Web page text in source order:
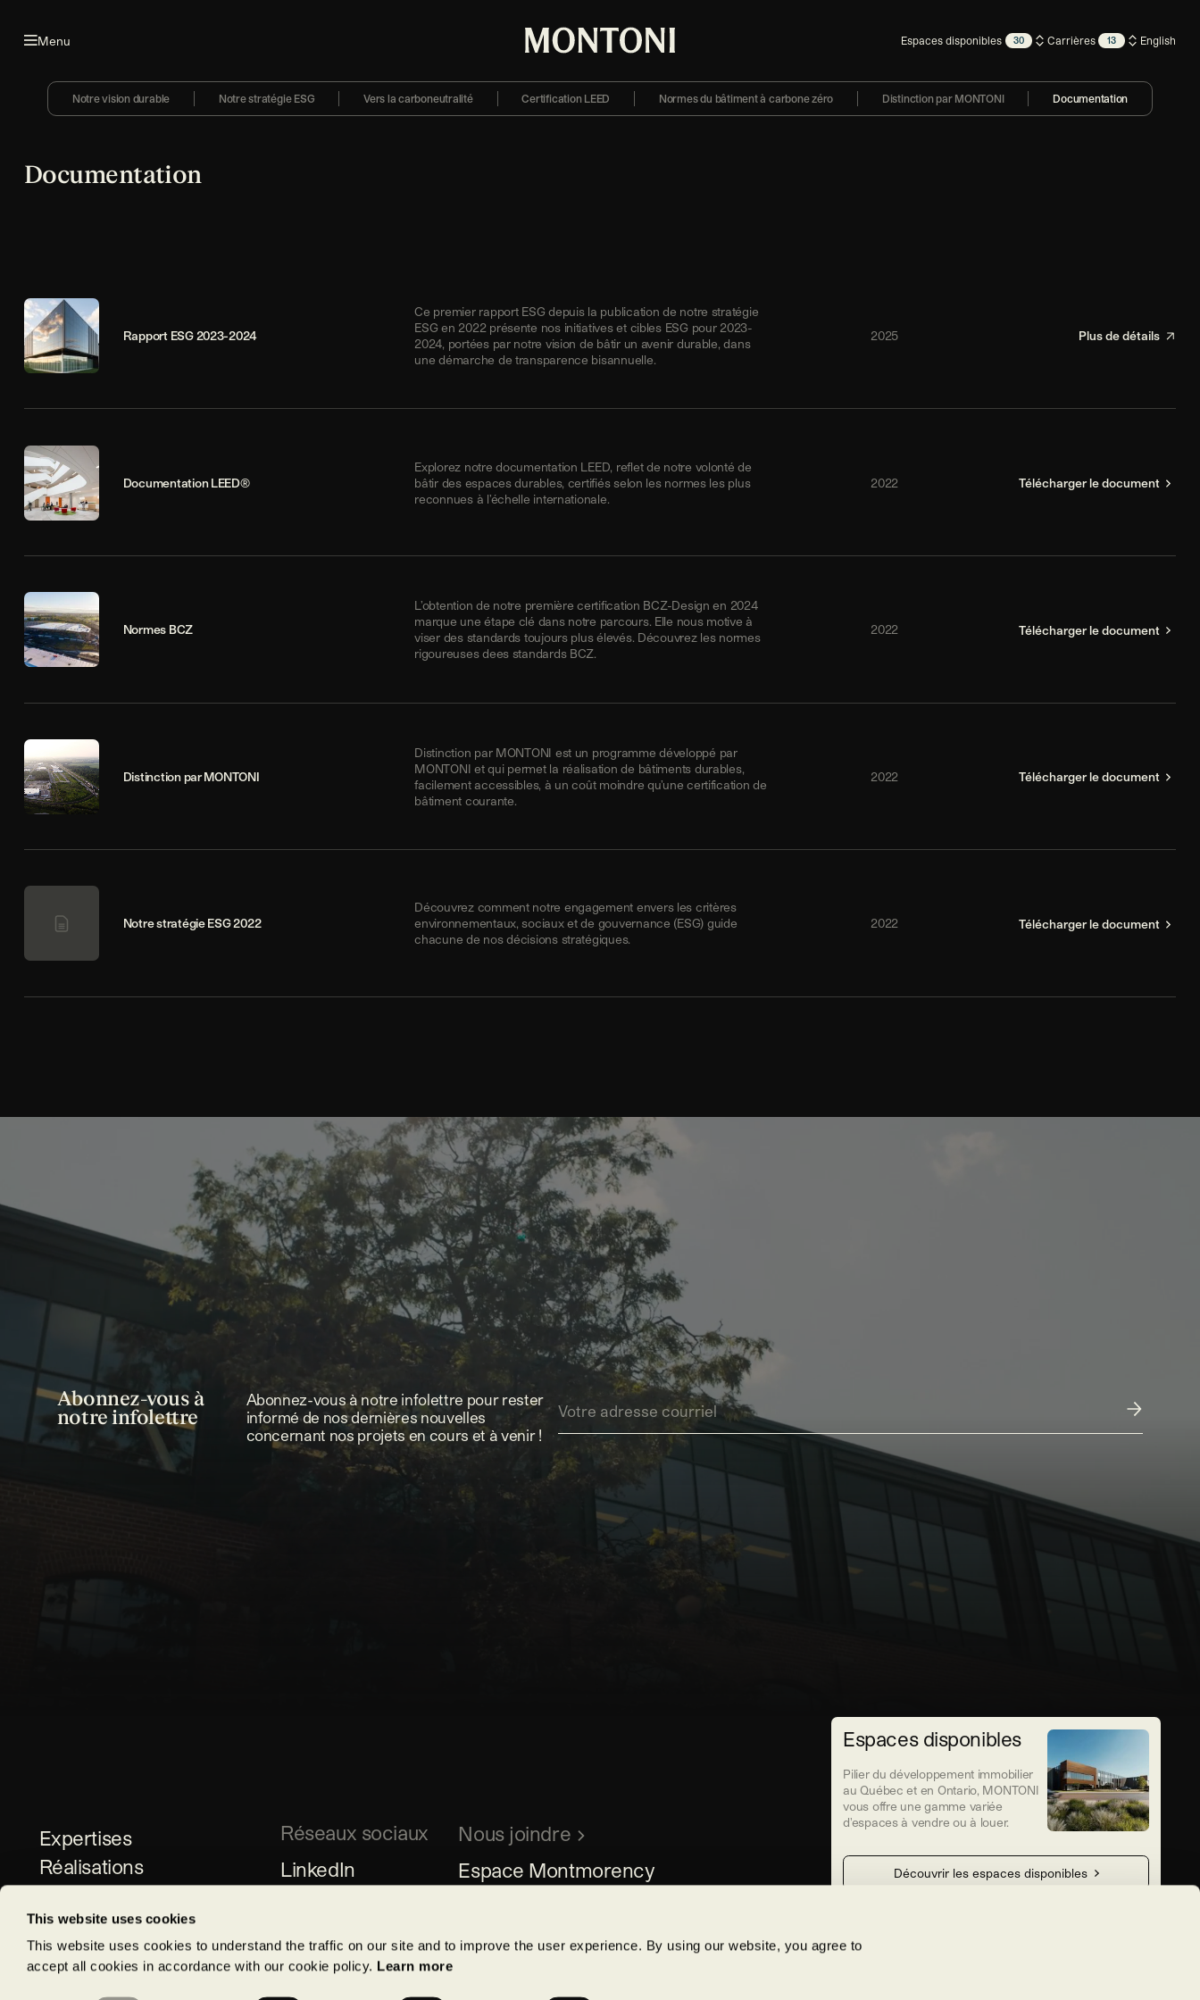
This website uses cookies
This website uses cookies to understand the traffic on our site and to improve the user experience. By using our website, you agree to
accept all cookies in accordance with our cookie policy. Learn more
Menu Espaces disponibles 30 Carrières 13 English
Notre vision durable Notre stratégie ESG Vers la carboneutralité Certification LEED Normes du bâtiment à carbone zéro Distinction par MONTONI Documentation
Documentation
Rapport ESG 2023-2024
Ce premier rapport ESG depuis la publication de notre stratégie
ESG en 2022 présente nos initiatives et cibles ESG pour 2023-
2024, portées par notre vision de bâtir un avenir durable, dans
une démarche de transparence bisannuelle.
2025 Plus de détails
Documentation LEED®
Explorez notre documentation LEED, reflet de notre volonté de
bâtir des espaces durables, certifiés selon les normes les plus
reconnues à l’échelle internationale.
2022 Télécharger le document
Normes BCZ
L’obtention de notre première certification BCZ-Design en 2024
marque une étape clé dans notre parcours. Elle nous motive à
viser des standards toujours plus élevés. Découvrez les normes
rigoureuses dees standards BCZ.
2022 Télécharger le document
Distinction par MONTONI
Distinction par MONTONI est un programme développé par
MONTONI et qui permet la réalisation de bâtiments durables,
facilement accessibles, à un coût moindre qu’une certification de
bâtiment courante.
2022 Télécharger le document
Notre stratégie ESG 2022
Découvrez comment notre engagement envers les critères
environnementaux, sociaux et de gouvernance (ESG) guide
chacune de nos décisions stratégiques.
2022 Télécharger le document
Abonnez-vous à
notre infolettre
Abonnez-vous à notre infolettre pour rester
informé de nos dernières nouvelles
concernant nos projets en cours et à venir !
Soumettre
Expertises
Réalisations
Compagnie
Actualités
Réseaux sociaux
LinkedIn
Nous joindre
Espace Montmorency
Espaces disponibles
Pilier du développement immobilier
au Québec et en Ontario, MONTONI
vous offre une gamme variée
d'espaces à vendre ou à louer.
Découvrir les espaces disponibles